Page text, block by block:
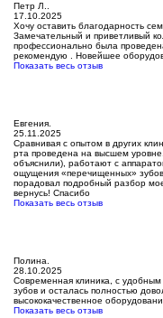
Петр Л..
17.10.2025
Хочу оставить благодарность
Замечательный и приветливый
профессионально была
рекомендую . Новейшее
Показать весь отзыв
Евгения.
25.11.2025
Сравнивая с опытом в других
рта проведена на высшем
объяснили), работают с
ощущения «перечищенных»
порадовал подробный разбор
вернусь! Спасибо
Показать весь отзыв
Полина.
28.10.2025
Современная клиника, с
зубов и осталась полностью
высококачественное
Показать весь отзыв